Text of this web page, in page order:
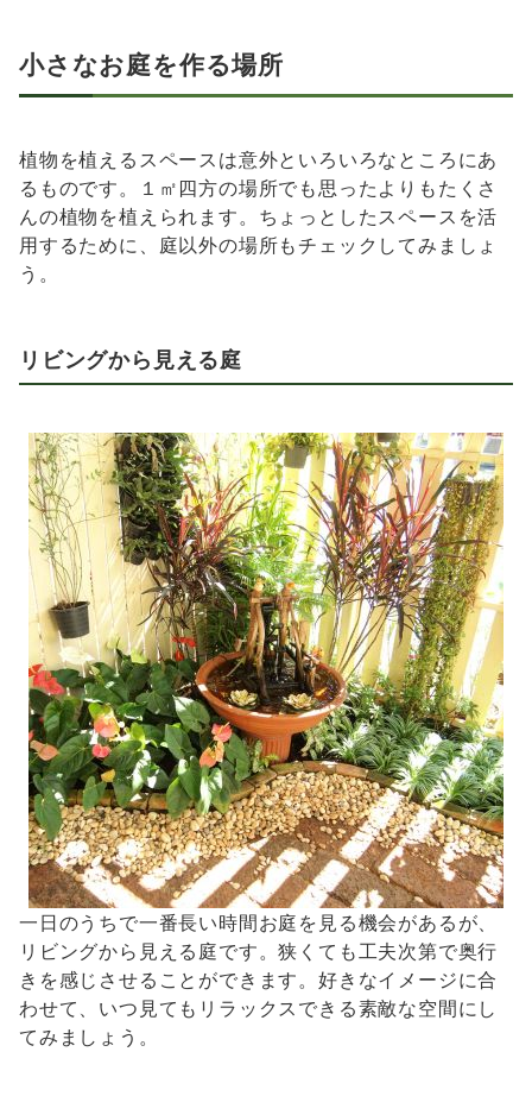
小さなお庭を作る場所
植物を植えるスペースは意外といろいろなところにあ
るものです。１㎡四方の場所でも思ったよりもたくさ
んの植物を植えられます。ちょっとしたスペースを活
用するために、庭以外の場所もチェックしてみましょ
う。
リビングから見える庭
一日のうちで一番長い時間お庭を見る機会があるが、
リビングから見える庭です。狭くても工夫次第で奥行
きを感じさせることができます。好きなイメージに合
わせて、いつ見てもリラックスできる素敵な空間にし
てみましょう。